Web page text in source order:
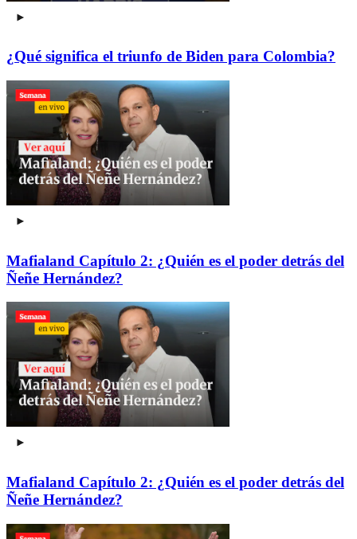
¿Qué significa el triunfo de Biden para Colombia?
Mafialand Capítulo 2: ¿Quién es el poder detrás del
Ñeñe Hernández?
Mafialand Capítulo 2: ¿Quién es el poder detrás del
Ñeñe Hernández?